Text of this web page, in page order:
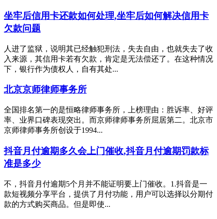
坐牢后信用卡还款如何处理,坐牢后如何解决信用卡
欠款问题
人进了监狱，说明其已经触犯刑法，失去自由，也就失去了收
入来源，其信用卡若有欠款，肯定是无法偿还了。在这种情况
下，银行作为债权人，自有其处...
北京京师律师事务所
全国排名第一的是恒略律师事务所，上榜理由：胜诉率、好评
率、业界口碑表现突出。而京师律师事务所屈居第二。北京市
京师律师事务所创设于1994...
抖音月付逾期多久会上门催收,抖音月付逾期罚款标
准是多少
不，抖音月付逾期5个月并不能证明要上门催收。1.抖音是一
款短视频分享平台，提供了月付功能，用户可以选择以分期付
款的方式购买商品。但是即使...